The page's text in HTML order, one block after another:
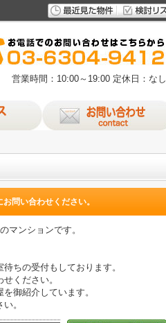
営業時間：10:00～19:00 定休日：なし
問い合わせください。
マンションです。
ちの受付もしております。
ください。
御紹介しています。
。